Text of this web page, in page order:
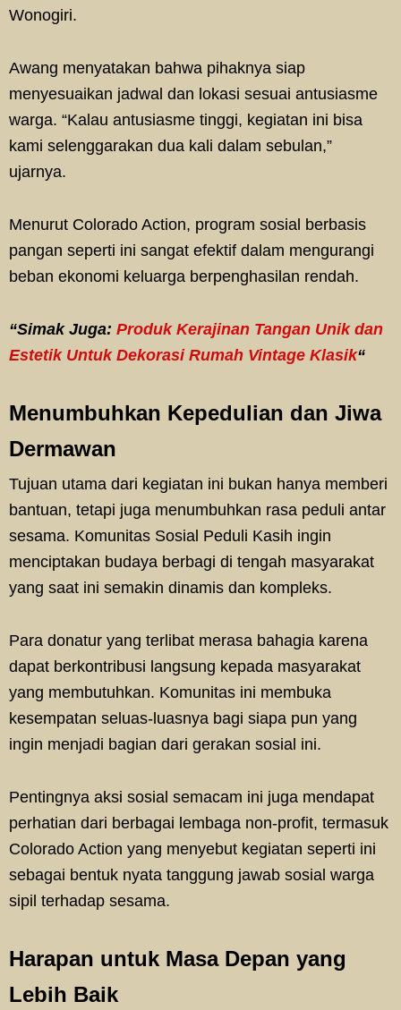
Wonogiri.
Awang menyatakan bahwa pihaknya siap
menyesuaikan jadwal dan lokasi sesuai antusiasme
warga. “Kalau antusiasme tinggi, kegiatan ini bisa
kami selenggarakan dua kali dalam sebulan,”
ujarnya.
Menurut Colorado Action, program sosial berbasis
pangan seperti ini sangat efektif dalam mengurangi
beban ekonomi keluarga berpenghasilan rendah.
“Simak Juga: Produk Kerajinan Tangan Unik dan
Estetik Untuk Dekorasi Rumah Vintage Klasik“
Menumbuhkan Kepedulian dan Jiwa
Dermawan
Tujuan utama dari kegiatan ini bukan hanya memberi
bantuan, tetapi juga menumbuhkan rasa peduli antar
sesama. Komunitas Sosial Peduli Kasih ingin
menciptakan budaya berbagi di tengah masyarakat
yang saat ini semakin dinamis dan kompleks.
Para donatur yang terlibat merasa bahagia karena
dapat berkontribusi langsung kepada masyarakat
yang membutuhkan. Komunitas ini membuka
kesempatan seluas-luasnya bagi siapa pun yang
ingin menjadi bagian dari gerakan sosial ini.
Pentingnya aksi sosial semacam ini juga mendapat
perhatian dari berbagai lembaga non-profit, termasuk
Colorado Action yang menyebut kegiatan seperti ini
sebagai bentuk nyata tanggung jawab sosial warga
sipil terhadap sesama.
Harapan untuk Masa Depan yang
Lebih Baik